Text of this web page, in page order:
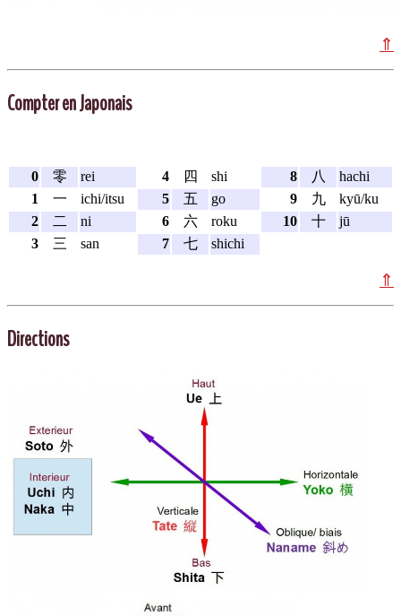
⇑
Compter en Japonais
0 零 rei 4 四 shi 8 八
hachi
1
一 ichi/itsu 5 五 go 9 九
kyū/ku
2
二 ni 6 六 roku 10 十
jū
3
三 san 7 七 shichi
⇑
Directions